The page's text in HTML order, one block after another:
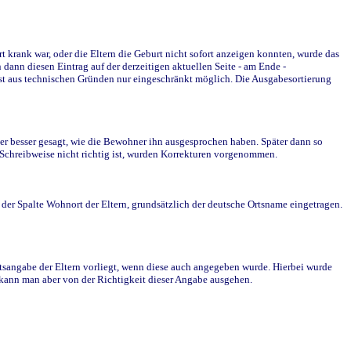
war, oder die Eltern die Geburt nicht sofort anzeigen konnten, wurde das
diesen Eintrag auf der derzeitigen aktuellen Seite - am Ende -
technischen Gründen nur eingeschränkt möglich. Die Ausgabesortierung
gesagt, wie die Bewohner ihn ausgesprochen haben. Später dann so
nicht richtig ist, wurden Korrekturen vorgenommen.
Spalte Wohnort der Eltern, grundsätzlich der deutsche Ortsname eingetragen.
der Eltern vorliegt, wenn diese auch angegeben wurde. Hierbei wurde
man aber von der Richtigkeit dieser Angabe ausgehen.